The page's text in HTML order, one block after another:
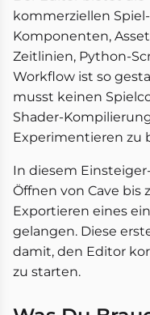
kommerziellen
Komponenten,
Zeitlinien, Python-
Workflow ist so
musst keinen
Shader-
Experimentieren zu
In diesem
Öffnen von Cave bis
Exportieren eines
gelangen. Diese
damit, den Editor
zu starten.